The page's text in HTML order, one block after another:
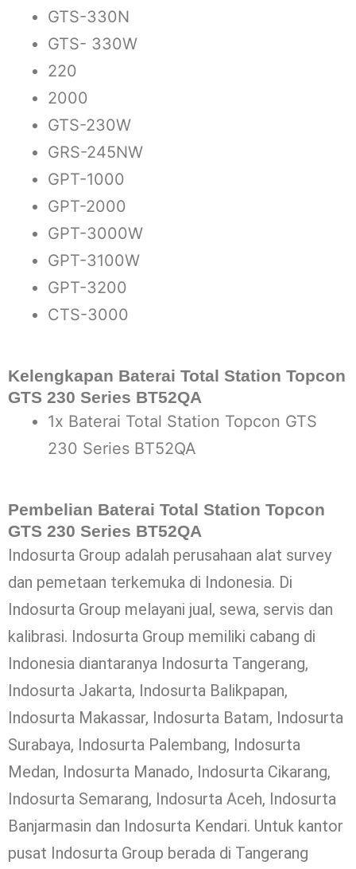
GTS-330N
GTS- 330W
220
2000
GTS-230W
GRS-245NW
GPT-1000
GPT-2000
GPT-3000W
GPT-3100W
GPT-3200
CTS-3000
Kelengkapan Baterai Total Station Topcon
GTS 230 Series BT52QA
1x Baterai Total Station Topcon GTS
230 Series BT52QA
Pembelian Baterai Total Station Topcon
GTS 230 Series BT52QA
Indosurta Group adalah perusahaan alat survey
dan pemetaan terkemuka di Indonesia. Di
Indosurta Group melayani jual, sewa, servis dan
kalibrasi. Indosurta Group memiliki cabang di
Indonesia diantaranya Indosurta Tangerang,
Indosurta Jakarta, Indosurta Balikpapan,
Indosurta Makassar, Indosurta Batam, Indosurta
Surabaya, Indosurta Palembang, Indosurta
Medan, Indosurta Manado, Indosurta Cikarang,
Indosurta Semarang, Indosurta Aceh, Indosurta
Banjarmasin dan Indosurta Kendari. Untuk kantor
pusat Indosurta Group berada di Tangerang